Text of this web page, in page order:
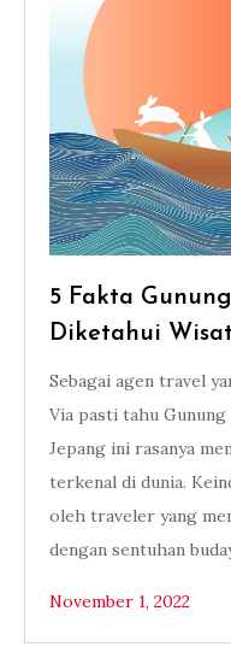
5 Fakta
Diketahui
Sebagai agen travel
Via pasti tahu
Jepang ini rasanya
terkenal di dunia.
oleh traveler yang
dengan sentuhan
November 1, 2022